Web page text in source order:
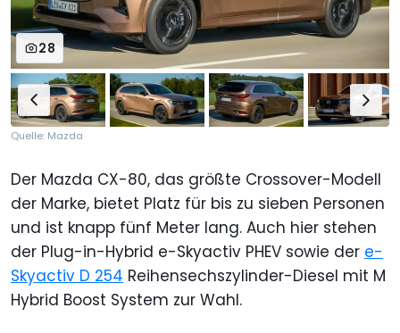
28
Quelle: Mazda
Der Mazda CX-80, das größte Crossover-Modell
der Marke, bietet Platz für bis zu sieben Personen
und ist knapp fünf Meter lang. Auch hier stehen
der Plug-in-Hybrid e-Skyactiv PHEV sowie der e-
Skyactiv D 254 Reihensechszylinder-Diesel mit M
Hybrid Boost System zur Wahl.